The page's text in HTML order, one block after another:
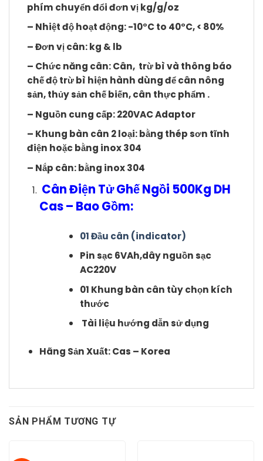
phím chuyển đổi đơn vị kg/g/oz
– Nhiệt độ hoạt động: -10°C to 40°C, < 80%
– Đơn vị cân: kg & lb
– Chức năng cân: Cân, trừ bì và thông báo
chế độ trừ bì hiện hành dùng để cân nông
sản, thủy sản chế biến, cân thực phẩm .
– Nguồn cung cấp: 220VAC Adaptor
– Khung bàn cân 2 loại: bằng thép sơn tĩnh
điện hoặc bằng inox 304
– Nắp cân: bằng inox 304
Cân Điện Tử Ghế Ngồi 500Kg DH
Cas – Bao Gồm:
01 Đầu cân (indicator)
Pin sạc 6VAh,dây nguồn sạc
AC220V
01 Khung bàn cân tùy chọn kích
thước
Tài liệu hướng dẫn sử dụng
Hãng Sản Xuất: Cas – Korea
SẢN PHẨM TƯƠNG TỰ